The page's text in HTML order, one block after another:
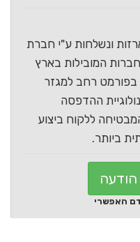
ונשלחות ע"י חברת
המובילות בארץ
בפורמט רחב למגזר
ההדפסה
ללקוח ביצוע
ביותר.
הודעה
האפשרי